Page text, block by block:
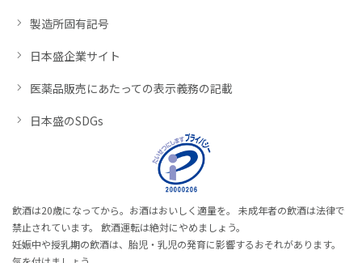
製造所固有記号
日本盛企業サイト
医薬品販売にあたっての表示義務の記載
日本盛のSDGs
飲酒は20歳になってから。お酒はおいしく適量を。 未成年者の飲酒は法律で
禁止されています。 飲酒運転は絶対にやめましょう。
妊娠中や授乳期の飲酒は、胎児・乳児の発育に影響するおそれがあります。